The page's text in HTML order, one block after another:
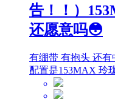
告！！）
还愿意吗😳
有绷带 有抱头 还有
配置是153MAX 玲